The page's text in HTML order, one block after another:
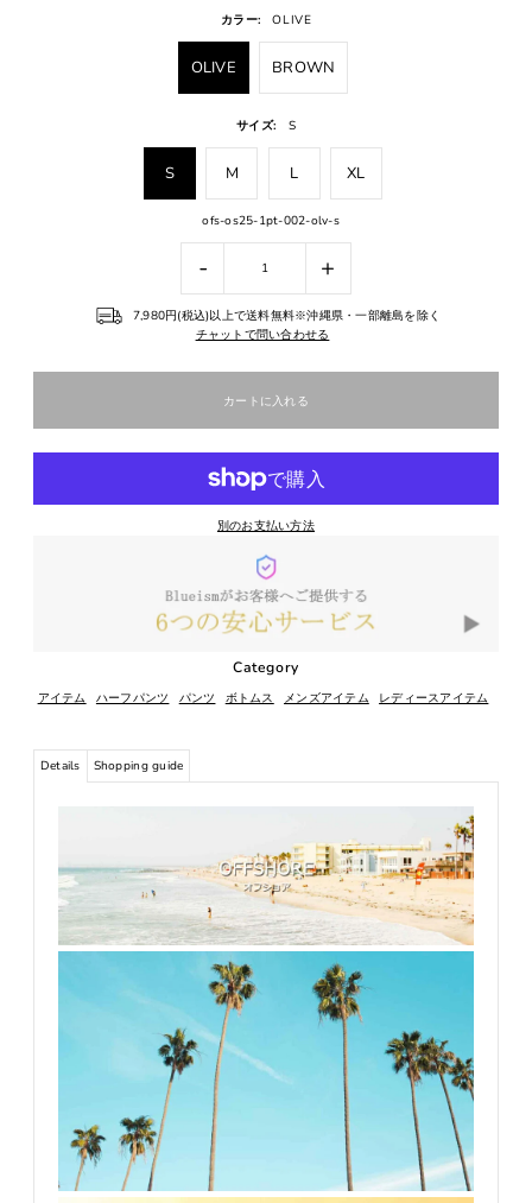
カラー: OLIVE
OLIVE BROWN
サイズ: S
S M L XL
ofs-os25-1pt-002-olv-s
- +
7,980円(税込)以上で送料無料※沖縄県・一部離島を除く
チャットで問い合わせる
別のお支払い方法
Category
アイテム ハーフパンツ パンツ ボトムス メンズアイテム レディースアイテム
Details Shopping guide